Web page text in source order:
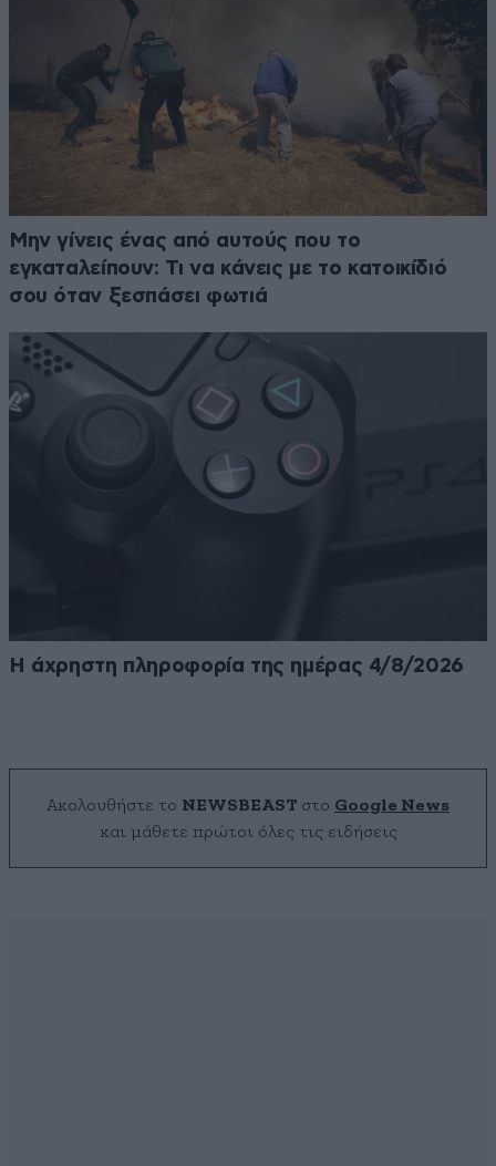
Μην γίνεις ένας από αυτούς που το
εγκαταλείπουν: Τι να κάνεις με το κατοικίδιό
σου όταν ξεσπάσει φωτιά
Η άχρηστη πληροφορία της ημέρας 4/8/2026
Ακολουθήστε το NEWSBEAST στο Google News
και μάθετε πρώτοι όλες τις ειδήσεις